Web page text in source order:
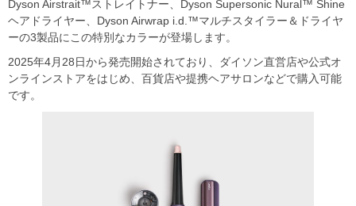
Dyson Airstrait™ストレイトナー、Dyson Supersonic Nural™ Shine
ヘアドライヤー、Dyson Airwrap i.d.™マルチスタイラー＆ドライヤ
ーの3製品にこの特別なカラーが登場します。
2025年4月28日から発売開始されており、ダイソン直営店や公式オ
ンラインストアをはじめ、百貨店や提携ヘアサロンなどで購入可能
です。